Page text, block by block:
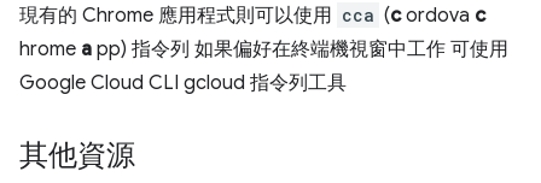
現有的 Chrome 應用程式則可以使用 cca (cordova c
hrome a pp) 指令列 如果偏好在終端機視窗中工作 可使用
Google Cloud CLI gcloud 指令列工具
其他資源